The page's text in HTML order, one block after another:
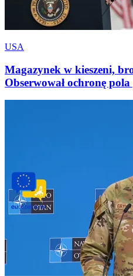
USA
Magazynek w kieszeni,
Obserwował ochronę